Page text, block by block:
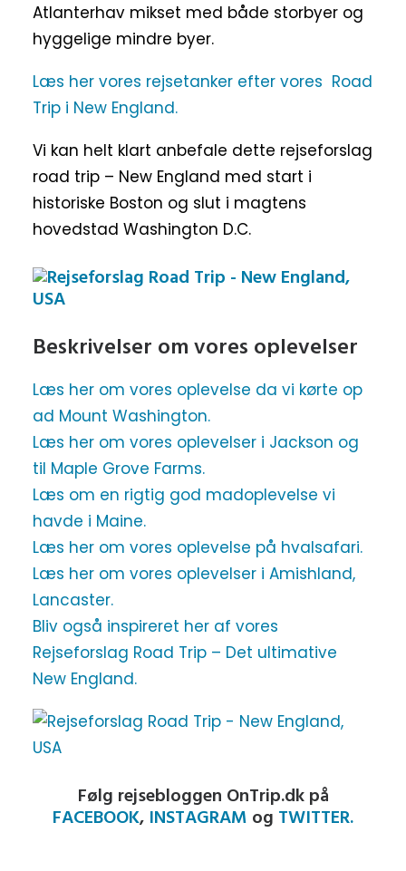
Atlanterhav mikset med både storbyer og
hyggelige mindre byer.
Læs her vores rejsetanker efter vores Road
Trip i New England.
Vi kan helt klart anbefale dette rejseforslag
road trip – New England med start i
historiske Boston og slut i magtens
hovedstad Washington D.C.
Beskrivelser om vores oplevelser
Læs her om vores oplevelse da vi kørte op
ad Mount Washington.
Læs her om vores oplevelser i Jackson og
til Maple Grove Farms.
Læs om en rigtig god madoplevelse vi
havde i Maine.
Læs her om vores oplevelse på hvalsafari.
Læs her om vores oplevelser i Amishland,
Lancaster.
Bliv også inspireret her af vores
Rejseforslag Road Trip – Det ultimative
New England.
Følg rejsebloggen OnTrip.dk på
FACEBOOK, INSTAGRAM og TWITTER.